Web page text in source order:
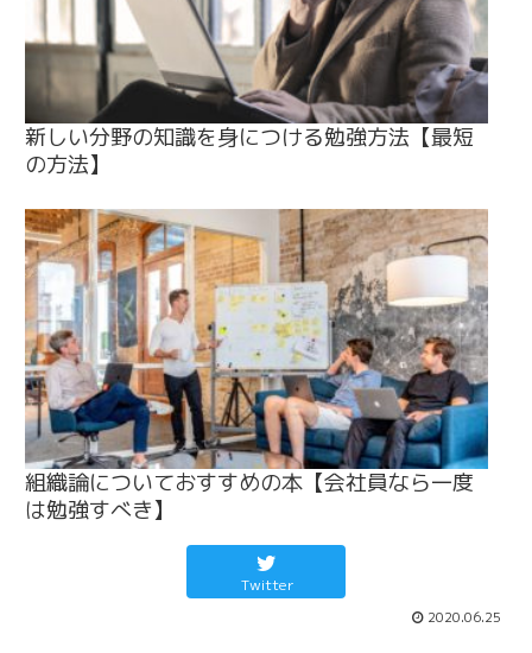
新しい分野の知識を身につける勉強方法【最短
の方法】
組織論についておすすめの本【会社員なら一度
は勉強すべき】
Twitter
2020.06.25